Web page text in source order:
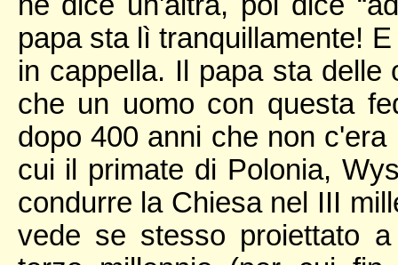
papa sta lì tranquillamente!
in cappella. Il papa sta delle
che un uomo con questa
dopo 400 anni che non
cui il primate di Polonia,
condurre la Chiesa nel III
vede se stesso proiettato